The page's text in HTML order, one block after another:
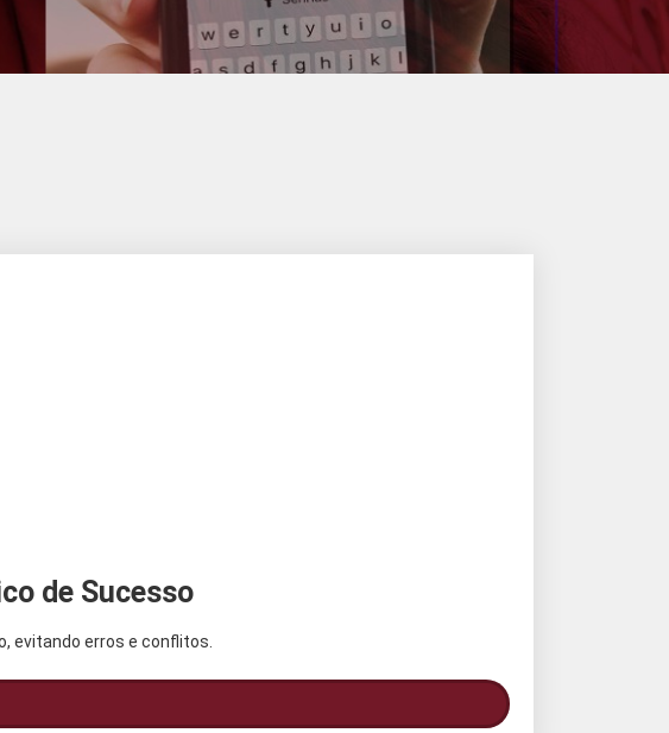
de Sucesso
evitando erros e conflitos.